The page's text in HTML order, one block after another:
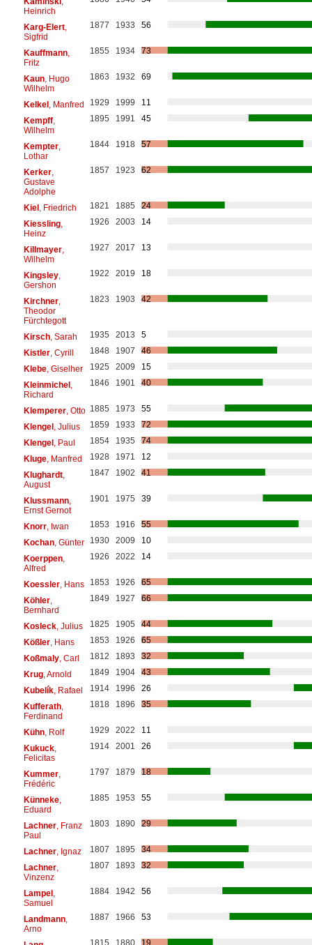
Heinrich
Karg-Elert,
Sigfrid
1877 1933 56
Kauffmann,
Fritz
1855 1934 73
Kaun, Hugo
Wilhelm
1863 1932 69
Kelkel, Manfred 1929 1999
11
Kempff,
Wilhelm
1895 1991 45
Kempter,
Lothar
1844 1918 57
Kerker,
Gustave
Adolphe
1857 1923 62
Kiel, Friedrich 1821 1885
24
Kiessling,
Heinz
1926 2003 14
Killmayer,
Wilhelm
1927 2017 13
Kingsley,
Gershon
1922 2019 18
Kirchner,
Theodor
Fürchtegott
1823 1903 42
Kirsch, Sarah 1935 2013
5
Kistler, Cyrill 1848 1907
46
Klebe, Giselher 1925 2009
15
Kleinmichel,
Richard
1846 1901 40
Klemperer, Otto 1885 1973
55
Klengel, Julius 1859 1933
72
Klengel, Paul 1854 1935
74
Kluge, Manfred 1928 1971
12
Klughardt,
August
1847 1902 41
Klussmann,
Ernst Gernot
1901 1975 39
Knorr, Iwan 1853 1916
55
Kochan, Günter 1930 2009
10
Koerppen,
Alfred
1926 2022 14
Koessler, Hans 1853 1926
65
Köhler,
Bernhard
1849 1927 66
Kosleck, Julius 1825 1905
44
Kößler, Hans 1853 1926
65
Koßmaly, Carl 1812 1893
32
Krug, Arnold 1849 1904
43
Kubelík, Rafael 1914 1996
26
Kufferath,
Ferdinand
1818 1896 35
Kühn, Rolf 1929 2022
11
Kukuck,
Felicitas
1914 2001 26
Kummer,
Frédéric
1797 1879 18
Künneke,
Eduard
1885 1953 55
Lachner, Franz
Paul
1803 1890 29
Lachner, Ignaz 1807 1895
34
Lachner,
Vinzenz
1807 1893 32
Lampel,
Samuel
1884 1942 56
Landmann,
Arno
1887 1966 53
1815 1880 19